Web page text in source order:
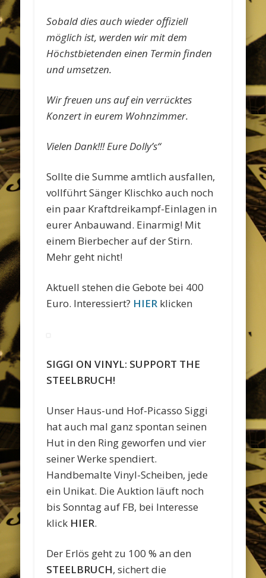
Sobald dies auch wieder offiziell
möglich ist, werden wir mit dem
Höchstbietenden einen Termin finden
und umsetzen.
Wir freuen uns auf ein verrücktes
Konzert in eurem Wohnzimmer.
Vielen Dank!!! Eure Dolly’s“
Sollte die Summe amtlich ausfallen,
vollführt Sänger Klischko auch noch
ein paar Kraftdreikampf-Einlagen in
eurer Anbauwand. Einarmig! Mit
einem Bierbecher auf der Stirn.
Mehr geht nicht!
Aktuell stehen die Gebote bei 400
Euro. Interessiert? HIER klicken
SIGGI ON VINYL: SUPPORT THE
STEELBRUCH!
Unser Haus-und Hof-Picasso Siggi
hat auch mal ganz spontan seinen
Hut in den Ring geworfen und vier
seiner Werke spendiert.
Handbemalte Vinyl-Scheiben, jede
ein Unikat. Die Auktion läuft noch
bis Sonntag auf FB, bei Interesse
klick HIER.
Der Erlös geht zu 100 % an den
STEELBRUCH, sichert die